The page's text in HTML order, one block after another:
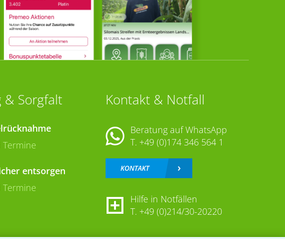
Sorgfalt
entsorgen
Kontakt & Notfall
Beratung auf WhatsApp
T. +49 (0)174 346 564 1
KONTAKT
Hilfe in Notfällen
T. +49 (0)214/30-20220